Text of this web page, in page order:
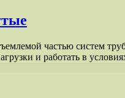
частью систем
и работать в